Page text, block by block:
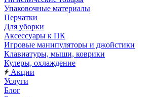
Упаковочные материалы
Перчатки
Для уборки
Аксессуары к ПК
Игровые манипуляторы и джойстики
Клавиатуры, мыши, коврики
Кулеры, охлаждение
Акции
Услуги
Блог